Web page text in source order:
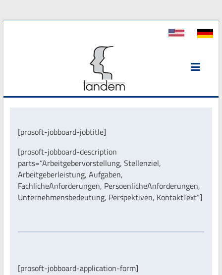
[prosoft-jobboard-jobtitle]
[prosoft-jobboard-description
parts=“Arbeitgebervorstellung, Stellenziel,
Arbeitgeberleistung, Aufgaben,
FachlicheAnforderungen, PersoenlicheAnforderungen,
Unternehmensbedeutung, Perspektiven, KontaktText“]
[prosoft-jobboard-application-form]